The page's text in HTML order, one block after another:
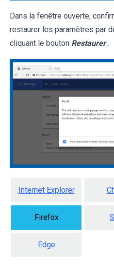
Dans la fenêtre ouverte,
restaurer les paramètres par
cliquant le bouton Restaurer .
Internet Explorer
Firefox
Edge